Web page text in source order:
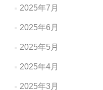
2025年7月
2025年6月
2025年5月
2025年4月
2025年3月